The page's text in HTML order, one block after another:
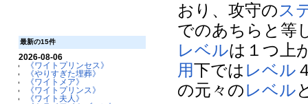
最新の15件
2026-08-06
《ワイトプリンセス》
《やりすぎた埋葬》
《ワイトメア》
《ワイトプリンス》
《ワイト夫人》
おり、攻守の ス
でのあちらと等
レベルは１つ上
用下では レベル
の元々のレベル